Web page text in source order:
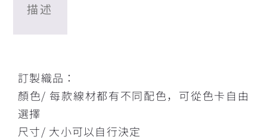
描述
訂製織品：
顏色/ 每款線材都有不同配色，可從色卡自由
選擇
尺寸/ 大小可以自行決定